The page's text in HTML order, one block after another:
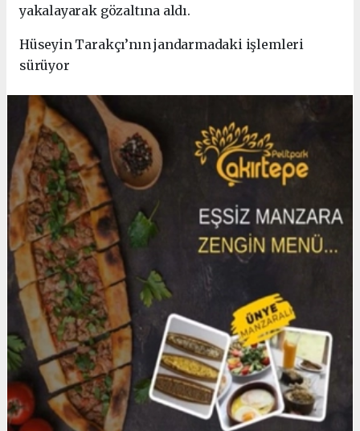
yakalayarak gözaltına aldı.
Hüseyin Tarakçı’nın jandarmadaki işlemleri
sürüyor